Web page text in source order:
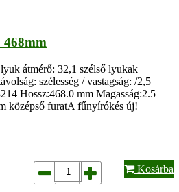
468mm
átmérő: 32,1 szélső lyukak
szélesség / vastagság: /2,5
Hossz:468.0 mm Magasság:2.5
középső furatA fűnyírókés új!
Kosárba